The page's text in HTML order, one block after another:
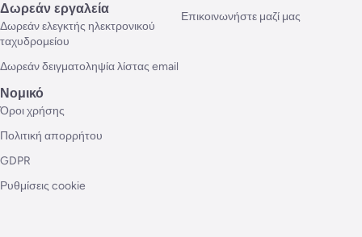
Δωρεάν εργαλεία
Δωρεάν ελεγκτής ηλεκτρονικού
ταχυδρομείου
Δωρεάν δειγματοληψία λίστας email
Επικοινωνήστε μαζί μας
Νομικό
Όροι χρήσης
Πολιτική απορρήτου
GDPR
Ρυθμίσεις cookie